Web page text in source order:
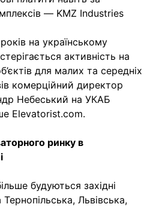
на українському
активність на
для малих та середніх
комерційний директор
Небеський на УКАБ
Elevatorist.com.
ринку в
будуються західні
Львівська,